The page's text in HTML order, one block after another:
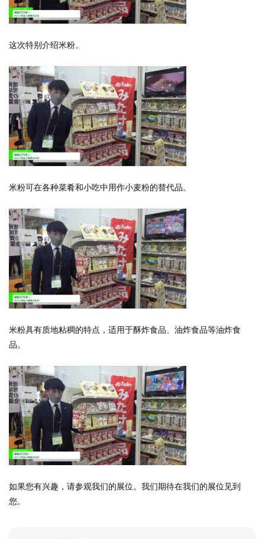
这次特别介绍米粉。
米粉可在各种菜肴和小吃中用作小麦粉的替代品。
米粉具有质地粘稠的特点，适用于酥炸食品、油炸食品等油炸食
品。
如果您有兴趣，请参观我们的展位。我们期待在我们的展位见到
您。